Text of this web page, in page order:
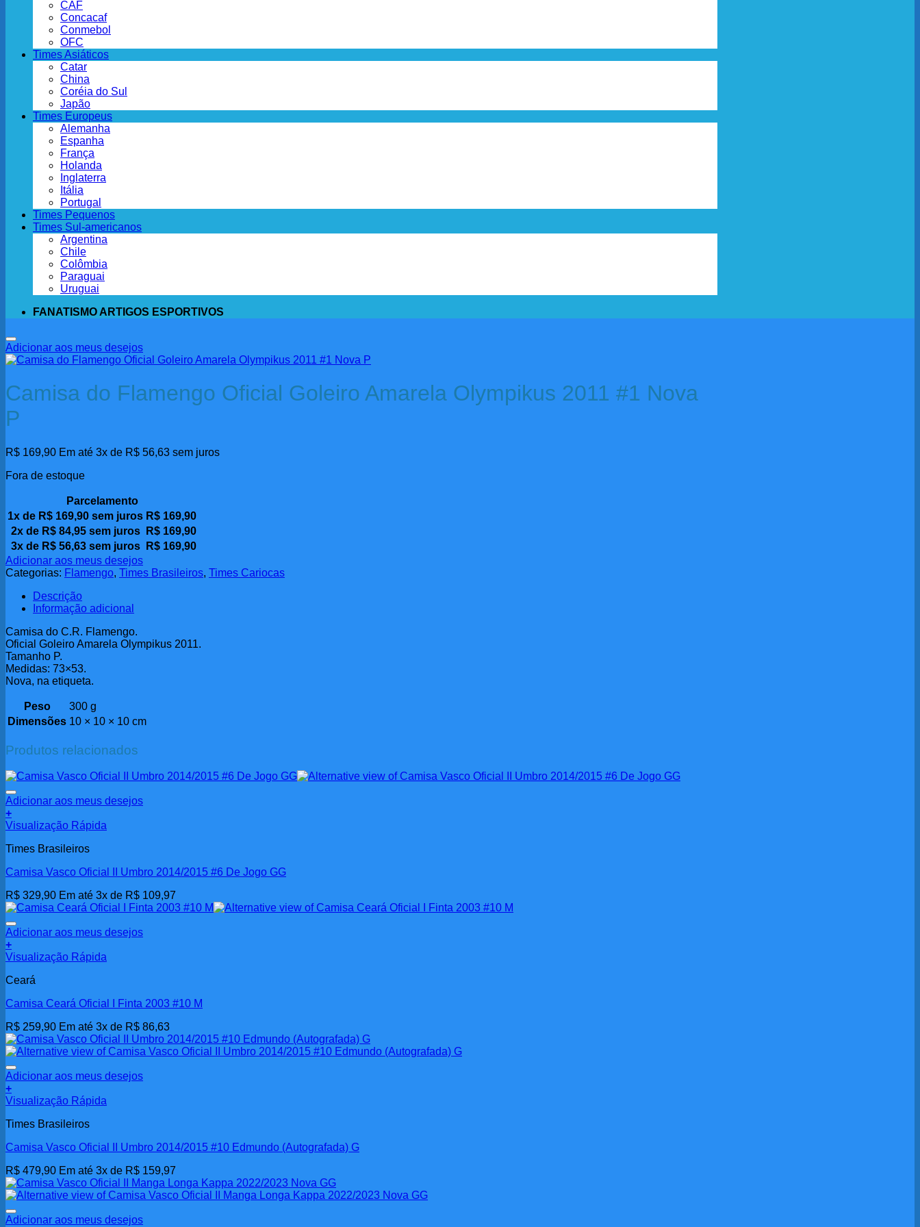
CAF
Concacaf
Conmebol
OFC
Times Asiáticos
Catar
China
Coréia do Sul
Japão
Times Europeus
Alemanha
Espanha
França
Holanda
Inglaterra
Itália
Portugal
Times Pequenos
Times Sul-americanos
Argentina
Chile
Colômbia
Paraguai
Uruguai
FANATISMO ARTIGOS ESPORTIVOS
Adicionar aos meus desejos
Camisa do Flamengo Oficial Goleiro Amarela Olympikus 2011 #1 Nova
P
R$ 169,90 Em até 3x de R$ 56,63 sem juros
Fora de estoque
Parcelamento
1x de R$ 169,90 sem juros R$ 169,90
2x de R$84,95sem juros R$ 169,90
3x de R$56,63sem juros R$ 169,90
Adicionar aos meus desejos
Categorias: Flamengo, Times Brasileiros, Times Cariocas
Descrição
Informação adicional
Camisa do C.R. Flamengo.
Oficial Goleiro Amarela Olympikus 2011.
Tamanho P.
Medidas: 73×53.
Nova, na etiqueta.
Peso
300 g
Dimensões 10 × 10 × 10 cm
Produtos relacionados
Adicionar aos meus desejos
+
Visualização Rápida
Times Brasileiros
Camisa Vasco Oficial II Umbro 2014/2015 #6 De Jogo GG
R$ 329,90 Em até 3x de R$ 109,97
Adicionar aos meus desejos
+
Visualização Rápida
Ceará
Camisa Ceará Oficial I Finta 2003 #10 M
R$ 259,90 Em até 3x de R$ 86,63
Adicionar aos meus desejos
+
Visualização Rápida
Times Brasileiros
Camisa Vasco Oficial II Umbro 2014/2015 #10 Edmundo (Autografada) G
R$ 479,90 Em até 3x de R$ 159,97
Adicionar aos meus desejos